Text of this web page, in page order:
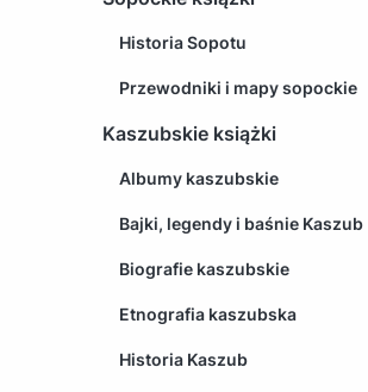
Historia Sopotu
Przewodniki i mapy sopockie
Kaszubskie książki
Albumy kaszubskie
Bajki, legendy i baśnie Kaszub
Biografie kaszubskie
Etnografia kaszubska
Historia Kaszub